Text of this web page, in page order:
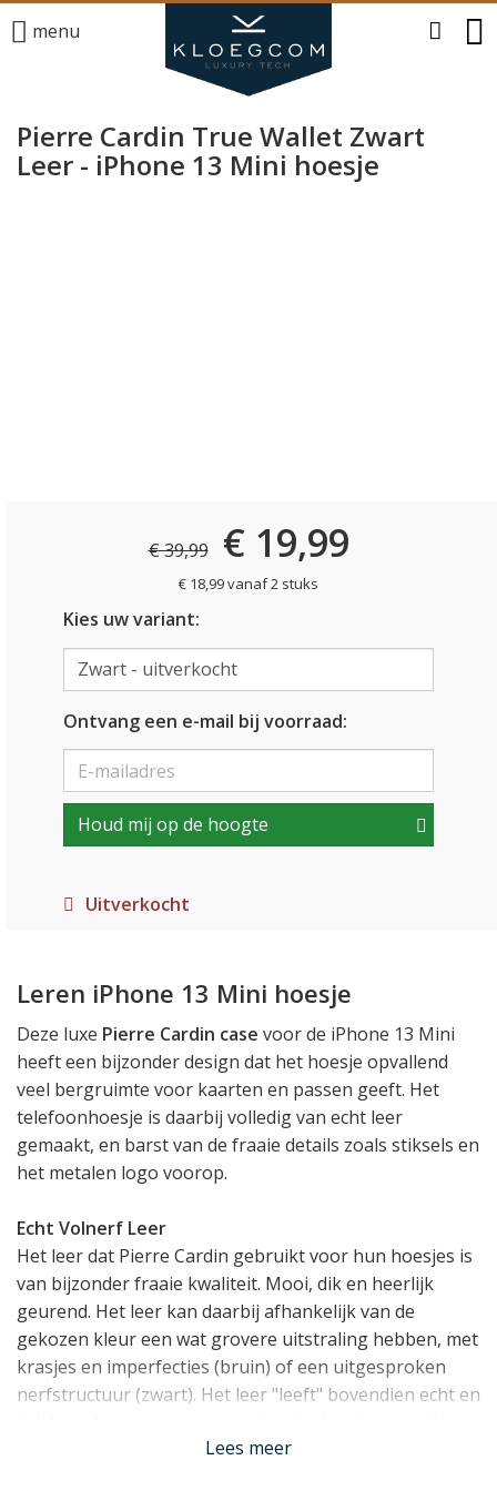
menu
Pierre Cardin True Wallet Zwart
Leer - iPhone 13 Mini hoesje
€ 39,99 € 19,99
€ 18,99 vanaf 2 stuks
Kies uw variant:
Ontvang een e-mail bij voorraad:
Houd mij op de hoogte
Uitverkocht
Leren iPhone 13 Mini hoesje
Deze luxe Pierre Cardin case voor de iPhone 13 Mini
heeft een bijzonder design dat het hoesje opvallend
veel bergruimte voor kaarten en passen geeft. Het
telefoonhoesje is daarbij volledig van echt leer
gemaakt, en barst van de fraaie details zoals stiksels en
het metalen logo voorop.
Echt Volnerf Leer
Het leer dat Pierre Cardin gebruikt voor hun hoesjes is
van bijzonder fraaie kwaliteit. Mooi, dik en heerlijk
geurend. Het leer kan daarbij afhankelijk van de
gekozen kleur een wat grovere uitstraling hebben, met
krasjes en imperfecties (bruin) of een uitgesproken
nerfstructuur (zwart). Het leer "leeft" bovendien echt en
Lees meer